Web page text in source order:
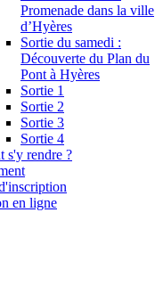
Promenade dans la ville
d’Hyères
Sortie du samedi :
Découverte du Plan du
Pont à Hyères
Sortie 1
Sortie 2
Sortie 3
Sortie 4
s'y rendre ?
en ligne